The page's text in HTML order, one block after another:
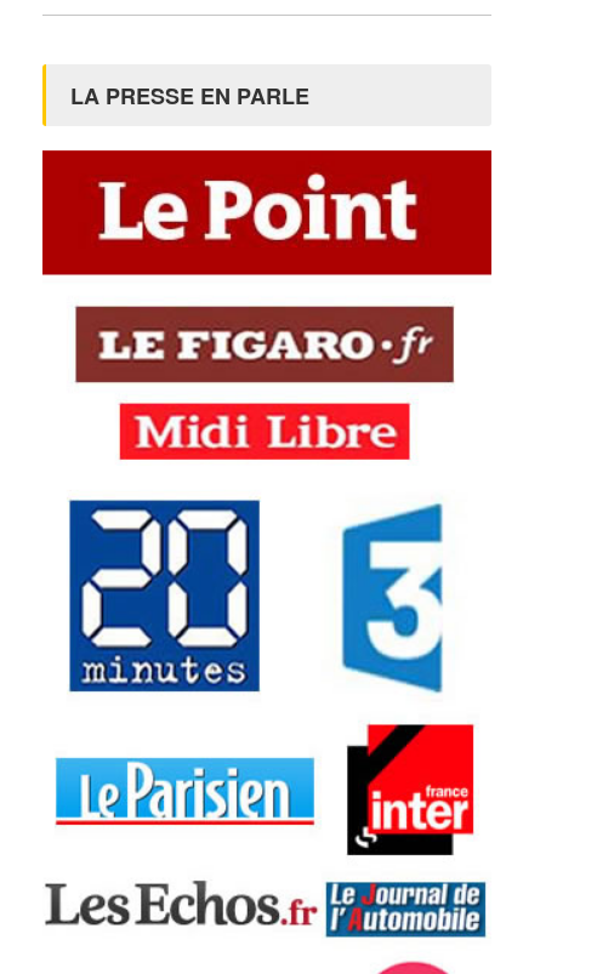
LA PRESSE EN PARLE